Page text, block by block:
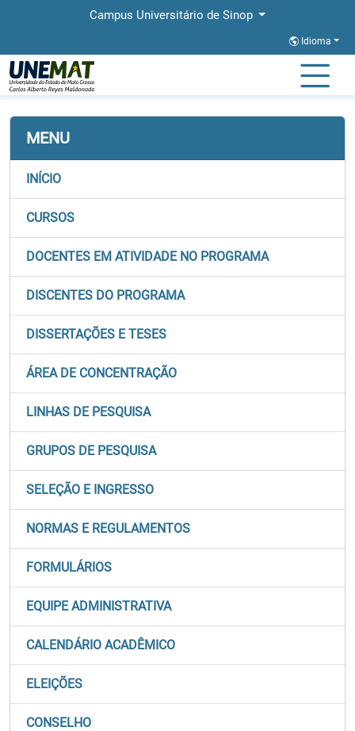
Campus Universitário de Sinop
Idioma
Página Inicial
MENU
INÍCIO
CURSOS
DOCENTES EM ATIVIDADE NO PROGRAMA
DISCENTES DO PROGRAMA
DISSERTAÇÕES E TESES
ÁREA DE CONCENTRAÇÃO
LINHAS DE PESQUISA
GRUPOS DE PESQUISA
SELEÇÃO E INGRESSO
NORMAS E REGULAMENTOS
FORMULÁRIOS
EQUIPE ADMINISTRATIVA
CALENDÁRIO ACADÊMICO
ELEIÇÕES
CONSELHO